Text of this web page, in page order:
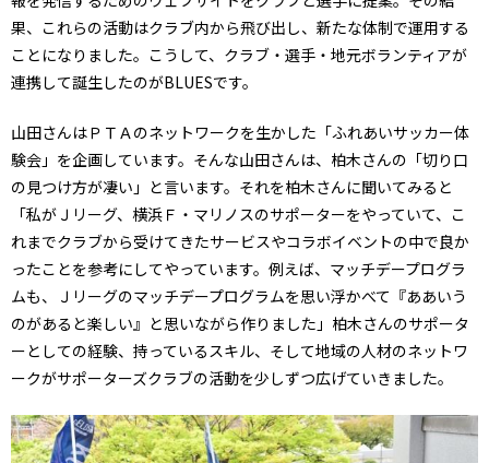
果、これらの活動はクラブ内から飛び出し、新たな体制で運用する
ことになりました。こうして、クラブ・選手・地元ボランティアが
連携して誕生したのがBLUESです。
山田さんはＰＴＡのネットワークを生かした「ふれあいサッカー体
験会」を企画しています。そんな山田さんは、柏木さんの「切り口
の見つけ方が凄い」と言います。それを柏木さんに聞いてみると
「私がＪリーグ、横浜Ｆ・マリノスのサポーターをやっていて、こ
れまでクラブから受けてきたサービスやコラボイベントの中で良か
ったことを参考にしてやっています。例えば、マッチデープログラ
ムも、Ｊリーグのマッチデープログラムを思い浮かべて『ああいう
のがあると楽しい』と思いながら作りました」柏木さんのサポータ
ーとしての経験、持っているスキル、そして地域の人材のネットワ
ークがサポーターズクラブの活動を少しずつ広げていきました。